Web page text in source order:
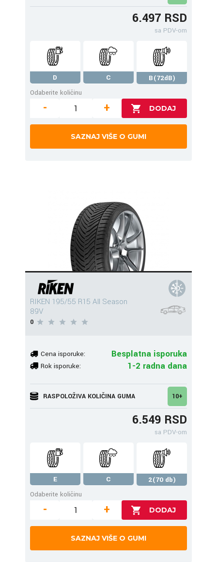
6.497 RSD
sa PDV-om
D C
B(72dB)
Odaberite količinu
- +
SAZNAJ VIŠE O GUMI
RIKEN 195/55 R15 All Season
89V
0
Cena isporuke: Besplatna isporuka
Rok isporuke: 1-2 radna dana
RASPOLOŽIVA KOLIČINA GUMA 10+
6.549 RSD
sa PDV-om
E C
2(70 db)
Odaberite količinu
- +
SAZNAJ VIŠE O GUMI